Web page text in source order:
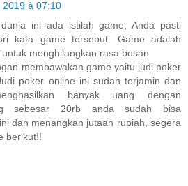
2019 à 07:10
ini ada istilah game, Anda pasti
kata game tersebut. Game adalah
menghilangkan rasa bosan
membawakan game yaitu judi poker
poker online ini sudah terjamin dan
banyak uang dengan
sebesar 20rb anda sudah bisa
dan menangkan jutaan rupiah, segera
berikut!!